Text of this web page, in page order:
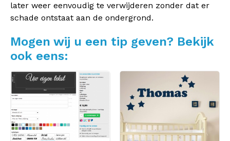
later weer eenvoudig te verwijderen zonder dat er
schade ontstaat aan de ondergrond.
Mogen wij u een tip geven? Bekijk
ook eens: